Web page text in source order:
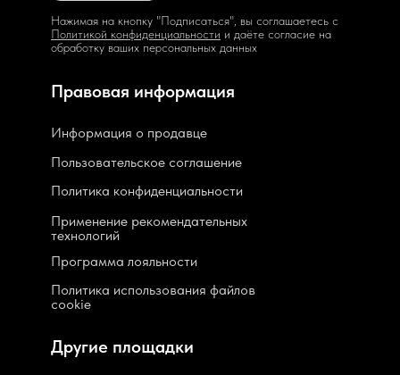
Нажимая на кнопку "Подписаться", вы соглашаетесь с
Политикой конфиденциальности и даёте согласие на
обработку ваших персональных данных
Пользовательское соглашение
Политика конфиденциальности
Программа лояльности
Политика использования файлов
cookie
Применение рекомендательных
технологий
Информация о продавце
Правовая информация
Другие площадки